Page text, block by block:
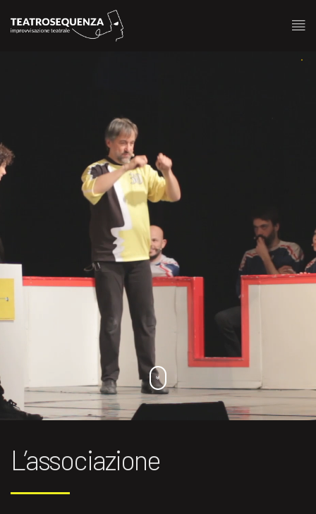
L’associazione